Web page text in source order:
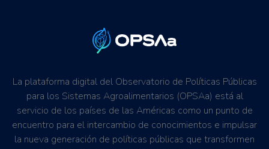
La plataforma digital del Observatorio de Políticas Públicas
para los Sistemas Agroalimentarios (OPSAa) está al
servicio de los países de las Américas como un punto de
encuentro para el intercambio de conocimientos e impulsar
la nueva generación de políticas públicas que transformen